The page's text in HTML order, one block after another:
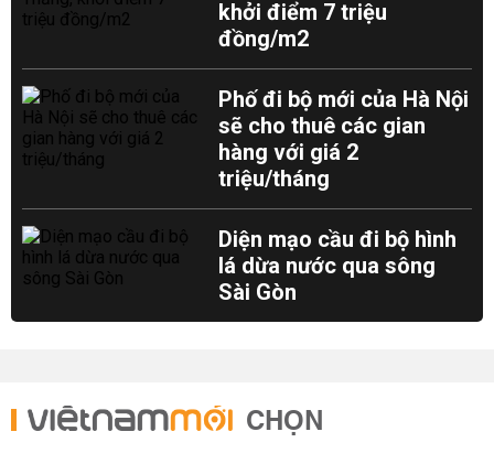
khởi điểm 7 triệu
đồng/m2
Phố đi bộ mới của Hà Nội
sẽ cho thuê các gian
hàng với giá 2
triệu/tháng
Diện mạo cầu đi bộ hình
lá dừa nước qua sông
Sài Gòn
CHỌN